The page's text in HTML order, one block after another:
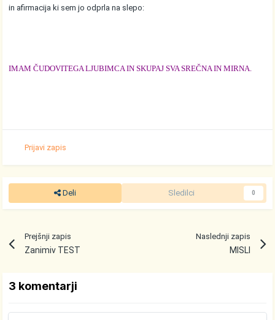
in afirmacija ki sem jo odprla na slepo:
IMAM ČUDOVITEGA LJUBIMCA IN SKUPAJ SVA SREČNA IN MIRNA.
Prijavi zapis
Deli Sledilci 0
Prejšnji zapis
Zanimiv TEST
Naslednji zapis
MISLI
3 komentarji